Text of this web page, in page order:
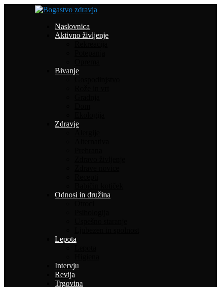
Naslovnica
Aktivno življenje
Bivanje
Zdravje
Odnosi in družina
Lepota
Intervju
Revija
Trgovina